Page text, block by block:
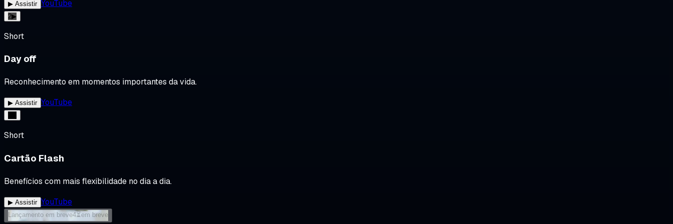
▶ Assistir YouTube
2▶
Short
Day off
Reconhecimento em momentos importantes da vida.
▶ Assistir YouTube
Short
Cartão Flash
Benefícios com mais flexibilidade no dia a dia.
▶ Assistir YouTube
Lançamento em breve4⏳em breve